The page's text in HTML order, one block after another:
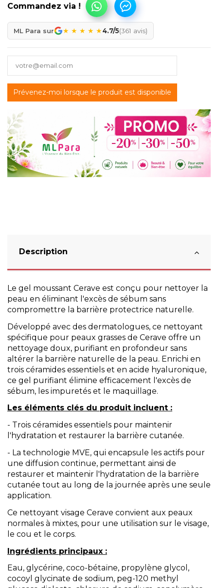
ML Para sur ★ ★ ★ ★ ★4.7/5(361 avis)
Description
Le gel moussant Cerave est conçu pour nettoyer la
peau en éliminant l'excès de sébum sans
compromettre la barrière protectrice naturelle.
Développé avec des dermatologues, ce nettoyant
spécifique pour peaux grasses de Cerave offre un
nettoyage doux, purifiant en profondeur sans
altérer la barrière naturelle de la peau. Enrichi en
trois céramides essentiels et en acide hyaluronique,
ce gel purifiant élimine efficacement l'excès de
sébum, les impuretés et le maquillage.
Les éléments clés du produit incluent :
- Trois céramides essentiels pour maintenir
l'hydratation et restaurer la barrière cutanée.
- La technologie MVE, qui encapsule les actifs pour
une diffusion continue, permettant ainsi de
restaurer et maintenir l'hydratation de la barrière
cutanée tout au long de la journée après une seule
application.
Ce nettoyant visage Cerave convient aux peaux
normales à mixtes, pour une utilisation sur le visage,
le cou et le corps.
Ingrédients principaux :
Eau, glycérine, coco-bétaïne, propylène glycol,
cocoyl glycinate de sodium, peg-120 methyl